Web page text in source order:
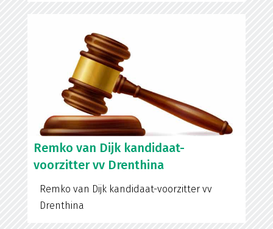
Remko van Dijk kandidaat-
voorzitter vv Drenthina
Remko van Dijk kandidaat-voorzitter vv
Drenthina